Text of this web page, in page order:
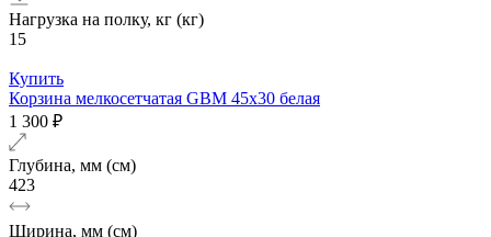
Нагрузка на полку, кг (кг)
15
Купить
Корзина мелкосетчатая GBM 45х30 белая
1 300 ₽
Глубина, мм (см)
423
Ширина, мм (см)